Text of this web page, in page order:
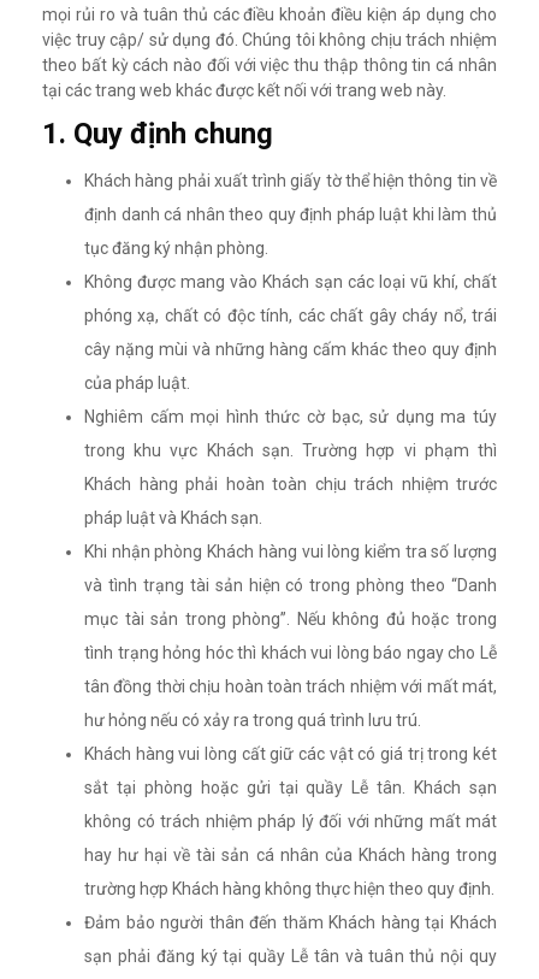
mọi rủi ro và tuân thủ các điều khoản điều kiện áp dụng cho
việc truy cập/ sử dụng đó. Chúng tôi không chịu trách nhiệm
theo bất kỳ cách nào đối với việc thu thập thông tin cá nhân
tại các trang web khác được kết nối với trang web này.
1. Quy định chung
Khách hàng phải xuất trình giấy tờ thể hiện thông tin về
định danh cá nhân theo quy định pháp luật khi làm thủ
tục đăng ký nhận phòng.
Không được mang vào Khách sạn các loại vũ khí, chất
phóng xạ, chất có độc tính, các chất gây cháy nổ, trái
cây nặng mùi và những hàng cấm khác theo quy định
của pháp luật.
Nghiêm cấm mọi hình thức cờ bạc, sử dụng ma túy
trong khu vực Khách sạn. Trường hợp vi phạm thì
Khách hàng phải hoàn toàn chịu trách nhiệm trước
pháp luật và Khách sạn.
Khi nhận phòng Khách hàng vui lòng kiểm tra số lượng
và tình trạng tài sản hiện có trong phòng theo “Danh
mục tài sản trong phòng”. Nếu không đủ hoặc trong
tình trạng hỏng hóc thì khách vui lòng báo ngay cho Lễ
tân đồng thời chịu hoàn toàn trách nhiệm với mất mát,
hư hỏng nếu có xảy ra trong quá trình lưu trú.
Khách hàng vui lòng cất giữ các vật có giá trị trong két
sắt tại phòng hoặc gửi tại quầy Lễ tân. Khách sạn
không có trách nhiệm pháp lý đối với những mất mát
hay hư hại về tài sản cá nhân của Khách hàng trong
trường hợp Khách hàng không thực hiện theo quy định.
Đảm bảo người thân đến thăm Khách hàng tại Khách
sạn phải đăng ký tại quầy Lễ tân và tuân thủ nội quy